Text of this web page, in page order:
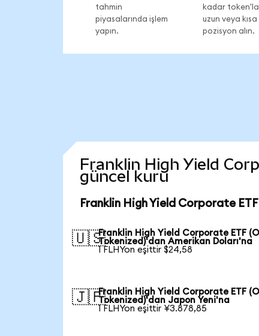
tahmin
piyasalarında işlem
yapın.
kadar
uzun veya kısa
pozisyon alın.
Franklin High Yield
güncel kuru
Franklin High Yield Corporate
🇺🇸Franklin High Yield Corporate ETF
Tokenized)'dan Amerikan Doları'na
1 FLHYon eşittir $24,58
🇯🇵Franklin High Yield Corporate ETF
Tokenized)'dan Japon Yeni'na
1 FLHYon eşittir ¥3.878,85